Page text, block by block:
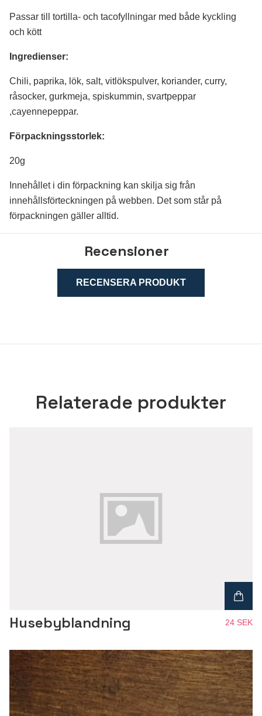
Passar till tortilla- och tacofyllningar med både kyckling
och kött
Ingredienser:
Chili, paprika, lök, salt, vitlökspulver, koriander, curry,
råsocker, gurkmeja, spiskummin, svartpeppar
,cayennepeppar.
Förpackningsstorlek:
20g
Innehållet i din förpackning kan skilja sig från
innehållsförteckningen på webben. Det som står på
förpackningen gäller alltid.
Recensioner
RECENSERA PRODUKT
Relaterade produkter
Husebyblandning 24 SEK